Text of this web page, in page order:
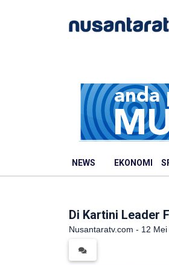
NEWS EKONOMI
Di Kartini Leader
Nusantaratv.com - 12